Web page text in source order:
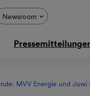
Newsroom
MVV Energie und